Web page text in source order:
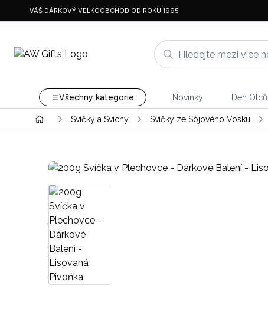
VÁŠ DÁRKOVÝ VELKOOBCHOD OD ROKU 1995
Všechny kategorie Novinky Den Otců
Svíčky a Svícny Svíčky ze Sójového Vosku